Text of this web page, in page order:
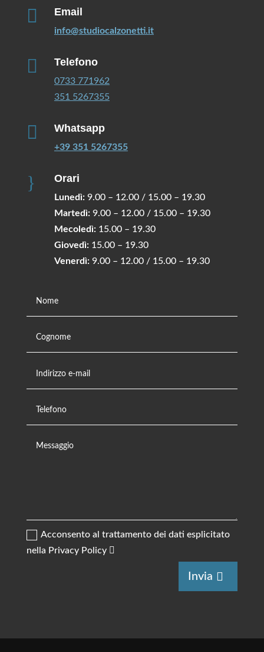
 Email
info@studiocalzonetti.it
 Telefono
0733 771962
351 5267355
 Whatsapp
+39 351 5267355
} Orari
Lunedì:9.00 – 12.00 / 15.00 – 19.30
Martedì:9.00 – 12.00 / 15.00 – 19.30
Mecoledì:15.00 – 19.30
Giovedì:15.00 – 19.30
Venerdì: 9.00 – 12.00 / 15.00 – 19.30
Acconsento al trattamento dei dati esplicitato
nella Privacy Policy
Invia